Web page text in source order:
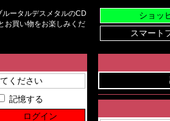
ータルデスメタルのCD
お買い物をお楽しみくだ
記憶する